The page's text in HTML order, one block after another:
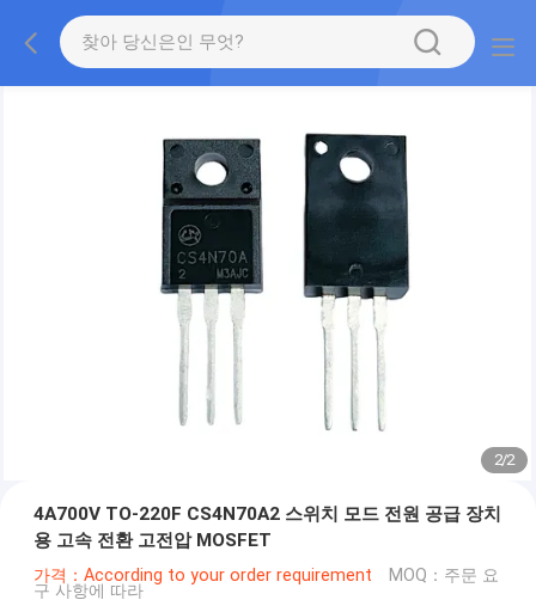
2/2
4A700V TO-220F CS4N70A2 스위치 모드 전원 공급 장치
용 고속 전환 고전압 MOSFET
가격：According to your order requirement MOQ：주문 요
구 사항에 따라